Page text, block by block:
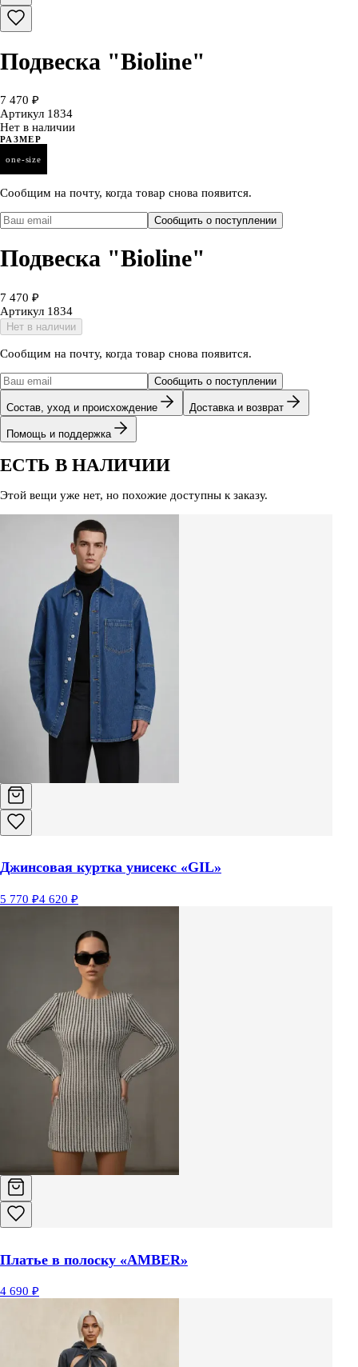
Подвеска "Bioline"
7 470 ₽
Артикул 1834
Нет в наличии
РАЗМЕР
one-size
Сообщим на почту, когда товар снова появится.
Сообщить о поступлении
Подвеска "Bioline"
7 470 ₽
Артикул 1834
Нет в наличии
Сообщим на почту, когда товар снова появится.
Сообщить о поступлении
Состав, уход и происхождение Доставка и возврат
Помощь и поддержка
ЕСТЬ В НАЛИЧИИ
Этой вещи уже нет, но похожие доступны к заказу.
Джинсовая куртка унисекс «GIL»
5 770 ₽4 620 ₽
Платье в полоску «AMBER»
4 690 ₽